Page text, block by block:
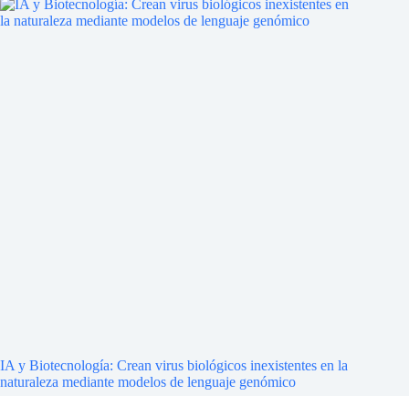
IA y Biotecnología: Crean virus biológicos inexistentes en la
naturaleza mediante modelos de lenguaje genómico